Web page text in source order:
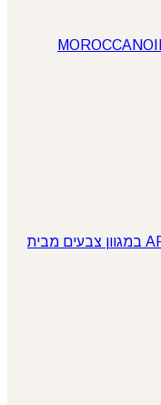
מחליק C1 ופן מקצועי ARC 2400 במגוון צבעים מבית